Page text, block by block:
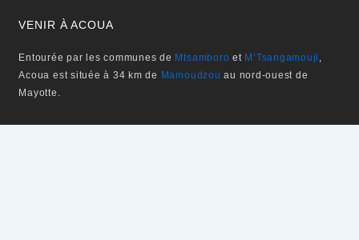
VENIR À ACOUA
Entourée par les communes de Mtsamboro et M’Tsangamouji
Acoua est située à 34 km de Mamoudzou au nord-ouest de
Mayotte.